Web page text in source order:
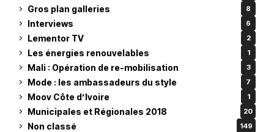
Gros plan galleries 8
Interviews 6
Lementor TV 2
Les énergies renouvelables 1
Mali : Opération de re-mobilisation 3
Mode : les ambassadeurs du style 7
Moov Côte d’Ivoire 1
Municipales et Régionales 2018 20
Non classé 149